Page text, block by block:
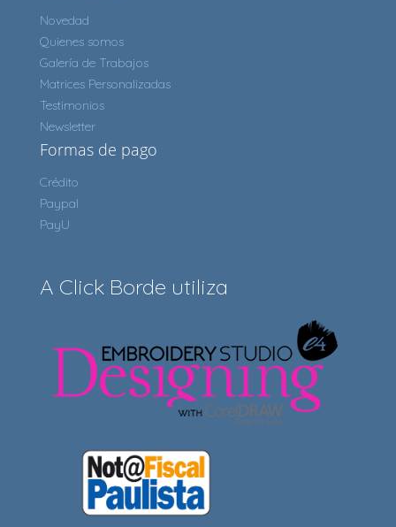
Novedad
Quienes somos
Galería de Trabajos
Matrices Personalizadas
Testimonios
Newsletter
Formas de pago
Crédito
Paypal
PayU
A Click Borde utiliza